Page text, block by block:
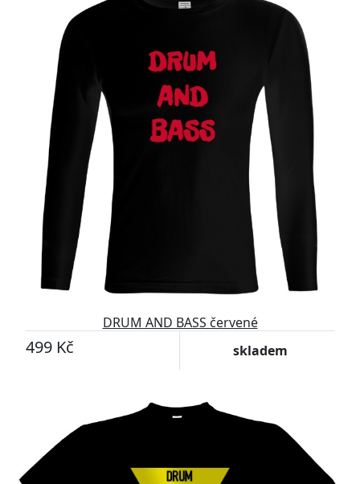
DRUM AND BASS červené
499 Kč skladem